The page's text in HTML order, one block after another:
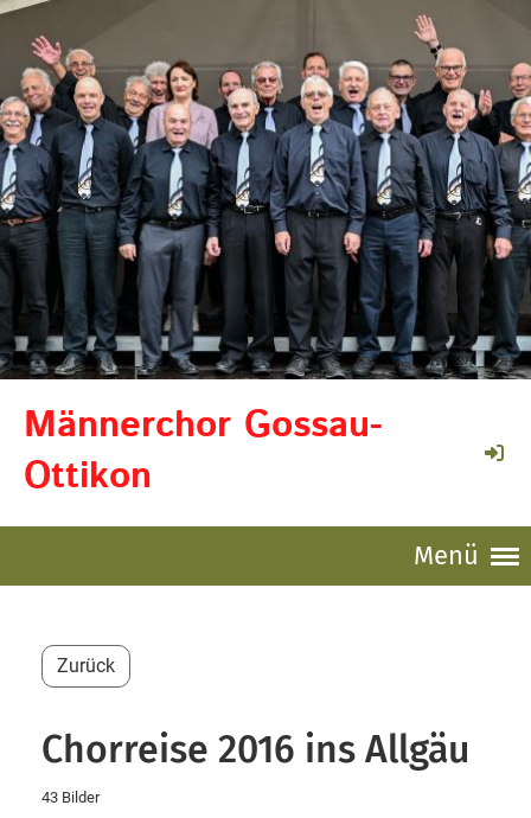
Männerchor Gossau-
Ottikon
Menü
Zurück
Chorreise 2016 ins Allgäu
43 Bilder